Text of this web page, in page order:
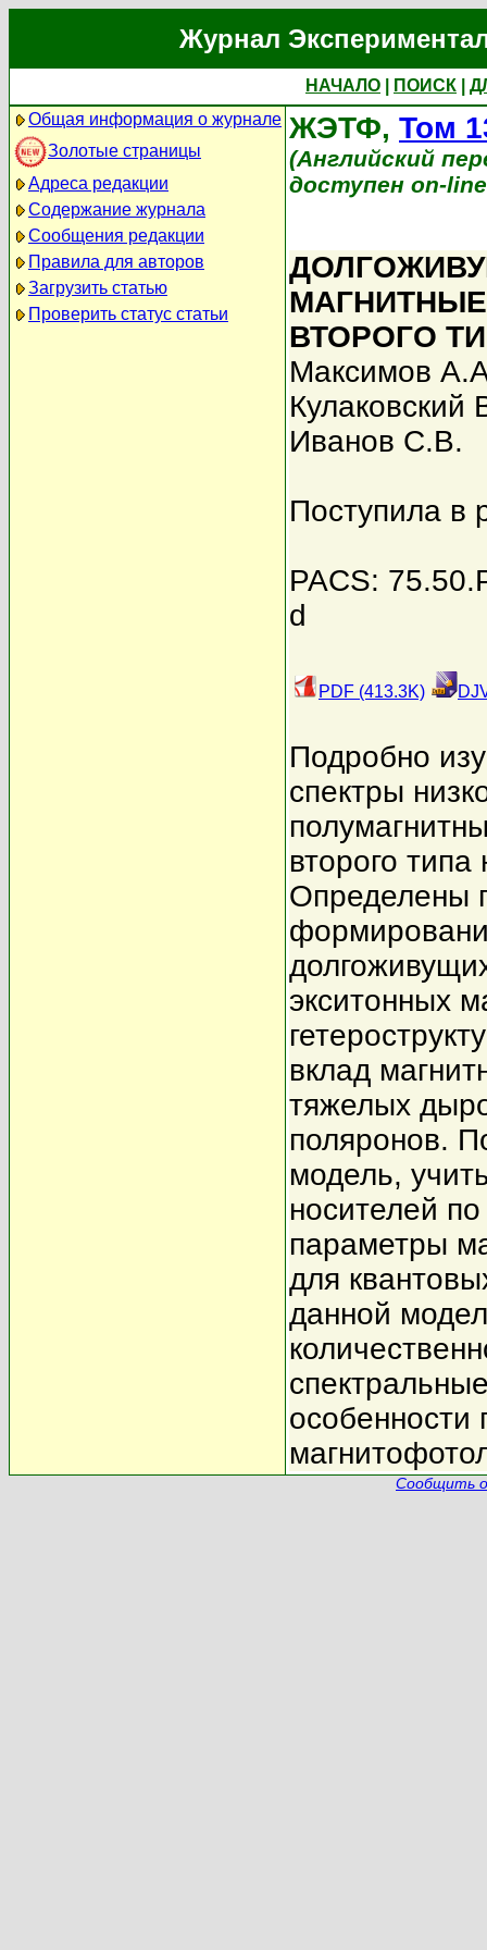
Журнал
НАЧАЛО ПОИСК
Общая информация о журнале
Золотые страницы
Адреса редакции
Содержание журнала
Сообщения редакции
Правила для авторов
Загрузить статью
Проверить статус статьи
ЖЭТФ, Том
(Английский
доступен on-
ВТОРОГО
Максимов
Кулаковский
Иванов С.В.
Поступила в
PACS:
d
PDF (413.3K)
Подробно
спектры
второго
Определены
экситонных
вклад
тяжелых
поляронов.
модель,
носителей
параметры
для
данной
особенности
Сообщить о